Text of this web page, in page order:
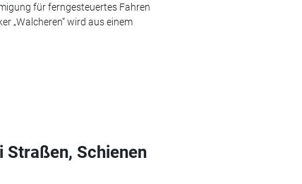
für ferngesteuertes Fahren
„Walcheren“ wird aus einem
Schienen